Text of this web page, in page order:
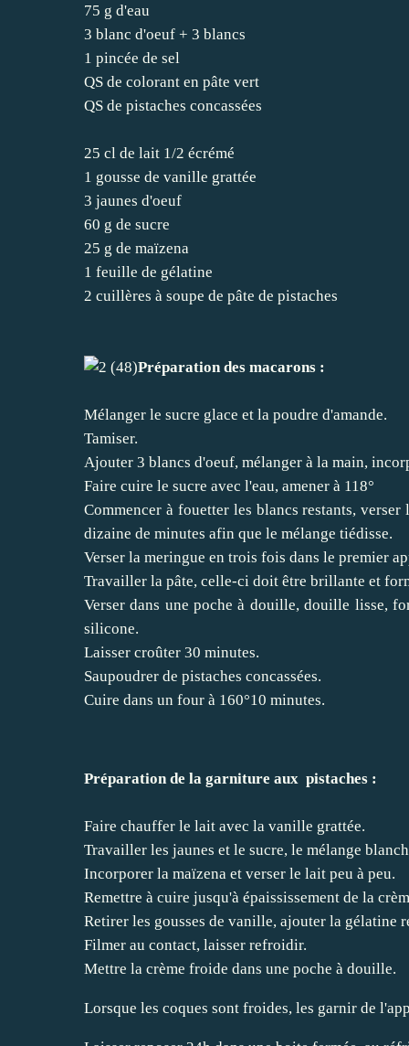
75 g d'eau
3 blanc d'oeuf + 3 blancs
1 pincée de sel
QS de colorant en pâte vert
QS de pistaches concassées
25 cl de lait 1/2 écrémé
1 gousse de vanille grattée
3 jaunes d'oeuf
60 g de sucre
25 g de maïzena
1 feuille de gélatine
2 cuillères à soupe de pâte de pistaches
Préparation des macarons :
Mélanger le sucre glace et la poudre d'amande.
Tamiser.
Ajouter 3 blancs d'oeuf, mélanger à la main,
Faire cuire le sucre avec l'eau, amener à 118°
Commencer à fouetter les blancs restants,
dizaine de minutes afin que le mélange tiédisse.
Verser la meringue en trois fois dans le premier
Travailler la pâte, celle-ci doit être brillante et
Verser dans une poche à douille, douille lisse,
silicone.
Laisser croûter 30 minutes.
Saupoudrer de pistaches concassées.
Cuire dans un four à 160°10 minutes.
Préparation de la garniture aux pistaches :
Faire chauffer le lait avec la vanille grattée.
Travailler les jaunes et le sucre, le mélange
Incorporer la maïzena et verser le lait peu à peu.
Remettre à cuire jusqu'à épaississement de la
Retirer les gousses de vanille, ajouter la gélatine
Filmer au contact, laisser refroidir.
Mettre la crème froide dans une poche à douille.
Lorsque les coques sont froides, les garnir de